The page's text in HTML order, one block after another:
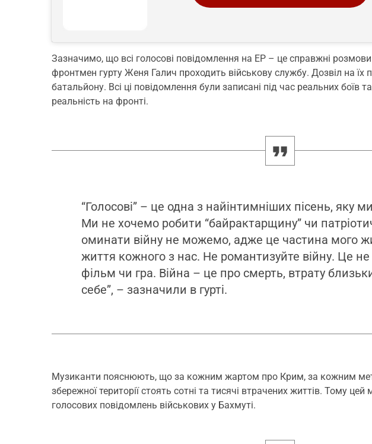
Зазначимо, що всі голосові повідомлення на EP – це справжні
фронтмен гурту Женя Галич проходить військову службу. Дозвіл на їх
батальйону. Всі ці повідомлення були записані під час реальних боїв
реальність на фронті.
“Голосові” – це одна з найінтимніших пісень, яку
Ми не хочемо робити “байрактарщину” чи
оминати війну не можемо, адже це частина мого
життя кожного з нас. Не романтизуйте війну. Це не
фільм чи гра. Війна – це про смерть, втрату
себе”, – зазначили в гурті.
Музиканти пояснюють, що за кожним жартом про Крим, за кожним
збережної території стоять сотні та тисячі втрачених життів. Тому
голосових повідомлень військових у Бахмуті.